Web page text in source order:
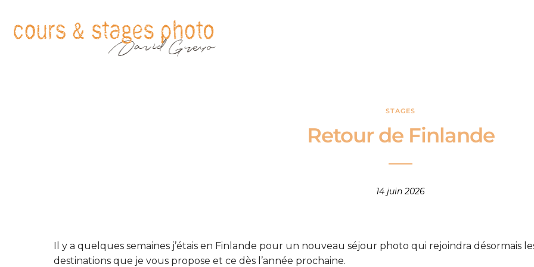
STAGES
Retour de Finlande
14 juin 2026
Il y a quelques semaines j’étais en Finlande pour un nouveau séjour photo qui rejoindra désormais
destinations que je vous propose et ce dès l’année prochaine.